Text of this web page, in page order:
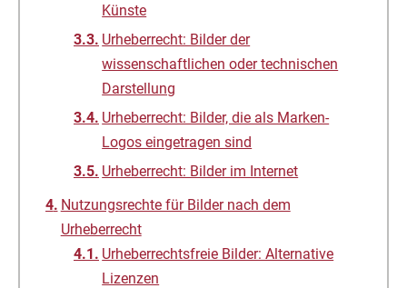
Künste
Urheberrecht: Bilder der
wissenschaftlichen oder technischen
Darstellung
Urheberrecht: Bilder, die als Marken-
Logos eingetragen sind
Urheberrecht: Bilder im Internet
Nutzungsrechte für Bilder nach dem
Urheberrecht
Urheberrechtsfreie Bilder: Alternative
Lizenzen